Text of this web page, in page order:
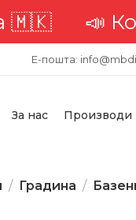
Е-пошта:
За нас Производи
Градина